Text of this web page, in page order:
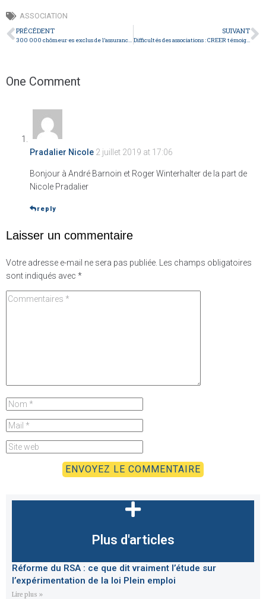
ASSOCIATION
PRÉCÉDENT
300 000 chômeur·es exclus de l’assurance chômage : rassemblement le 26/06
SUIVANT
Difficultés des associations : CREER témoigne sur Radio GI.NE
One Comment
Pradalier Nicole 2 juillet 2019 at 17:06
Bonjour à André Barnoin et Roger Winterhalter de la part de
Nicole Pradalier
reply
Laisser un commentaire
Votre adresse e-mail ne sera pas publiée. Les champs obligatoires
sont indiqués avec *
Plus d'articles
Réforme du RSA : ce que dit vraiment l’étude sur
l’expérimentation de la loi Plein emploi
Lire plus »